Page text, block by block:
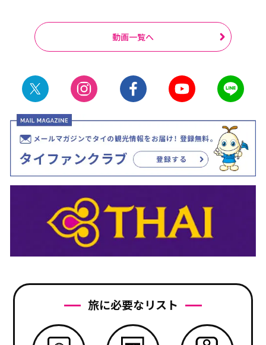
動画一覧へ
旅に必要なリスト